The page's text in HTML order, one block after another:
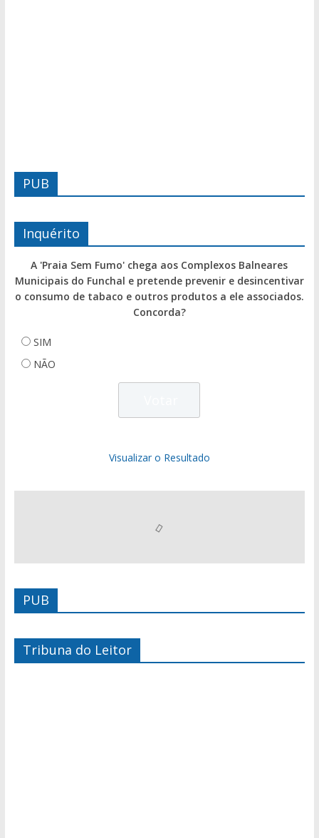
PUB
Inquérito
A 'Praia Sem Fumo' chega aos Complexos Balneares
Municipais do Funchal e pretende prevenir e desincentivar
o consumo de tabaco e outros produtos a ele associados.
Concorda?
SIM
NÃO
Visualizar o Resultado
PUB
Tribuna do Leitor